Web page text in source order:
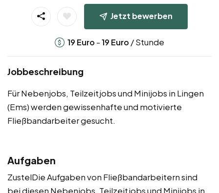
Jetzt bewerben
19 Euro -19 Euro / Stunde
Jobbeschreibung
Für Nebenjobs, Teilzeitjobs und Minijobs in Lingen
(Ems) werden gewissenhafte und motivierte
Fließbandarbeiter gesucht.
Aufgaben
ZustelDie Aufgaben von Fließbandarbeitern sind
bei diesen Nebenjobs, Teilzeitjobs und Minijobs in